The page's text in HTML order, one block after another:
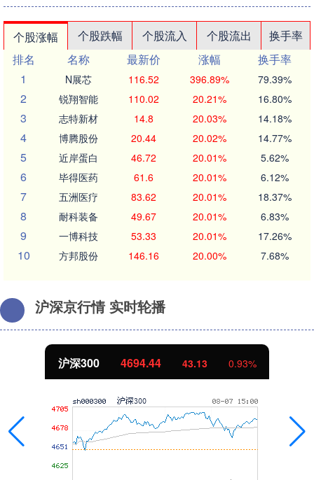
个股涨幅 个股跌幅 个股流入 个股流出
换手率
排名
名称 最新价 涨幅
换手率
1
N展芯 116.52 396.89% 79.39%
2 锐翔智能 110.02 20.21% 16.80%
3 志特新材 14.8 20.03% 14.18%
4 博腾股份 20.44 20.02% 14.77%
5 近岸蛋白 46.72 20.01% 5.62%
6 毕得医药 61.6 20.01% 6.12%
7 五洲医疗 83.62 20.01% 18.37%
8 耐科装备 49.67 20.01% 6.83%
9 一博科技 53.33 20.01% 17.26%
10 方邦股份 146.16 20.00% 7.68%
沪深京行情 实时轮播
沪深300 4694.44 43.13 0.93%